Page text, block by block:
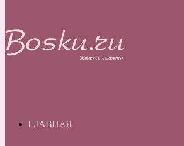
ГЛАВНАЯ